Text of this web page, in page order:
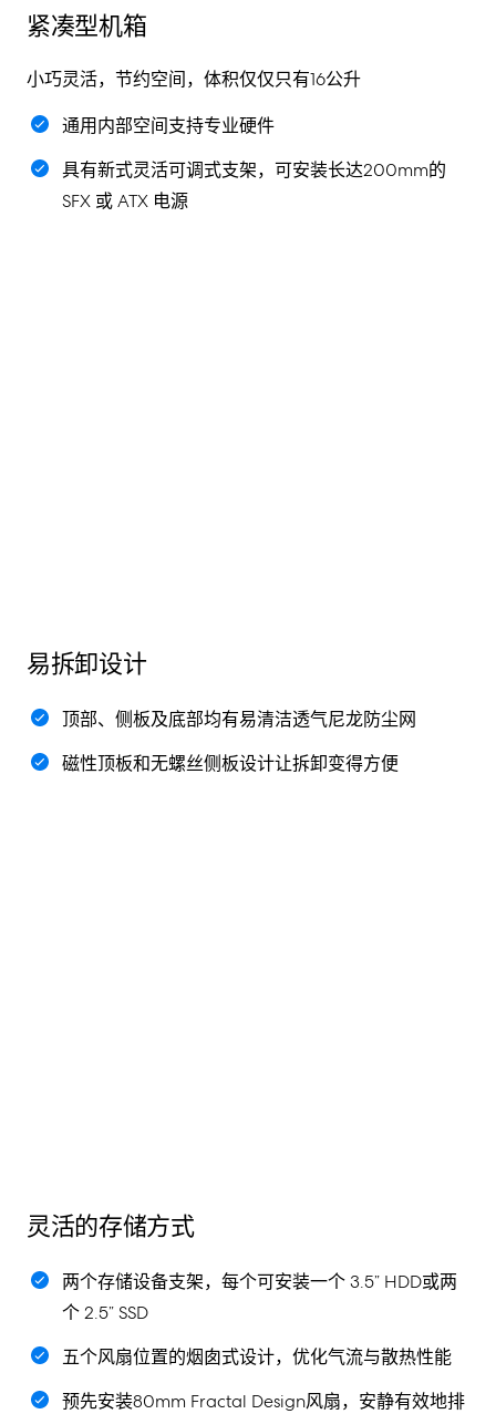
紧凑型机箱
小巧灵活，节约空间，体积仅仅只有16公升
通用内部空间支持专业硬件
具有新式灵活可调式支架，可安装长达200mm的
SFX 或 ATX 电源
易拆卸设计
顶部、侧板及底部均有易清洁透气尼龙防尘网
磁性顶板和无螺丝侧板设计让拆卸变得方便
灵活的存储方式
两个存储设备支架，每个可安装一个 3.5” HDD或两
个 2.5” SSD
五个风扇位置的烟囱式设计，优化气流与散热性能
预先安装80mm Fractal Design风扇，安静有效地排